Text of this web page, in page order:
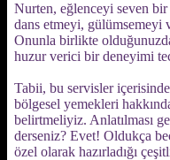
Nurten, eğlenceyi seven
dans etmeyi, gülümsemeyi
Onunla birlikte
huzur verici bir deneyimi
Tabii, bu servisler
bölgesel yemekleri
belirtmeliyiz. Anlatılması
derseniz? Evet! Oldukça
özel olarak hazırladığı